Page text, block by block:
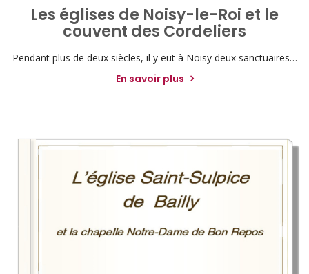
Les églises de Noisy-le-Roi et le
couvent des Cordeliers
Pendant plus de deux siècles, il y eut à Noisy deux sanctuaires…
En savoir plus